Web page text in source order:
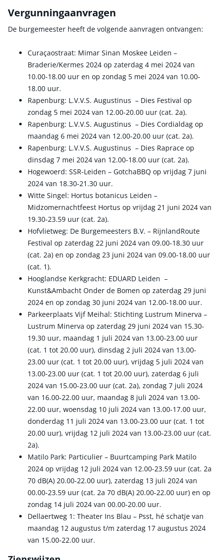
Vergunningaanvragen
De burgemeester heeft de volgende aanvragen ontvangen:
Curaçaostraat: Mimar Sinan Moskee Leiden –
Braderie/Kermes 2024 op zaterdag 4 mei 2024 van
10.00-18.00 uur en op zondag 5 mei 2024 van 10.00-
18.00 uur.
Rapenburg: L.V.V.S. Augustinus – Dies Festival op
zondag 5 mei 2024 van 12.00-20.00 uur (cat. 2a).
Rapenburg: L.V.V.S. Augustinus – Dies Cordialdag op
maandag 6 mei 2024 van 12.00-20.00 uur (cat. 2a).
Rapenburg: L.V.V.S. Augustinus – Dies Raprace op
dinsdag 7 mei 2024 van 12.00-18.00 uur (cat. 2a).
Hogewoerd: SSR-Leiden – GotchaBBQ op vrijdag 7 juni
2024 van 18.30-21.30 uur.
Witte Singel: Hortus botanicus Leiden –
Midzomernachtfeest Hortus op vrijdag 21 juni 2024 van
19.30-23.59 uur (cat. 2a).
Hofvlietweg: De Burgemeesters B.V. – RijnlandRoute
Festival op zaterdag 22 juni 2024 van 09.00-18.30 uur
(cat. 2a) en op zondag 23 juni 2024 van 09.00-18.00 uur
(cat. 1).
Hooglandse Kerkgracht: EDUARD Leiden –
Kunst&Ambacht Onder de Bomen op zaterdag 29 juni
2024 en op zondag 30 juni 2024 van 12.00-18.00 uur.
Parkeerplaats Vijf Meihal: Stichting Lustrum Minerva –
Lustrum Minerva op zaterdag 29 juni 2024 van 15.30-
19.30 uur, maandag 1 juli 2024 van 13.00-23.00 uur
(cat. 1 tot 20.00 uur), dinsdag 2 juli 2024 van 13.00-
23.00 uur (cat. 1 tot 20.00 uur), vrijdag 5 juli 2024 van
13.00-23.00 uur (cat. 1 tot 20.00 uur), zaterdag 6 juli
2024 van 15.00-23.00 uur (cat. 2a), zondag 7 juli 2024
van 16.00-22.00 uur, maandag 8 juli 2024 van 13.00-
22.00 uur, woensdag 10 juli 2024 van 13.00-17.00 uur,
donderdag 11 juli 2024 van 13.00-23.00 uur (cat. 1 tot
20.00 uur), vrijdag 12 juli 2024 van 13.00-23.00 uur (cat.
2a).
Matilo Park: Particulier – Buurtcamping Park Matilo
2024 op vrijdag 12 juli 2024 van 12.00-23.59 uur (cat. 2a
70 dB(A) 20.00-22.00 uur), zaterdag 13 juli 2024 van
00.00-23.59 uur (cat. 2a 70 dB(A) 20.00-22.00 uur) en op
zondag 14 juli 2024 van 00.00-20.00 uur.
Dellaertweg 1: Theater Ins Blau – Psst, hé schatje van
maandag 12 augustus t/m zaterdag 17 augustus 2024
van 15.00-22.00 uur.